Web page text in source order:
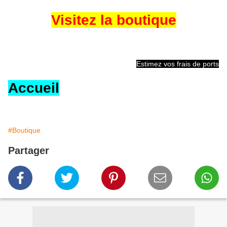
Visitez la boutique
Estimez vos frais de ports
Accueil
#Boutique
Partager